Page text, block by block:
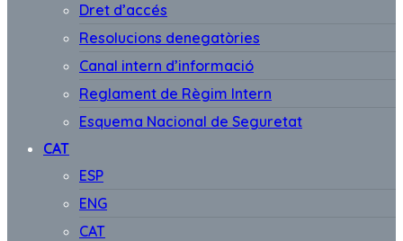
Dret d’accés
Resolucions denegatòries
Canal intern d’informació
Reglament de Règim Intern
Esquema Nacional de Seguretat
CAT
ESP
ENG
CAT